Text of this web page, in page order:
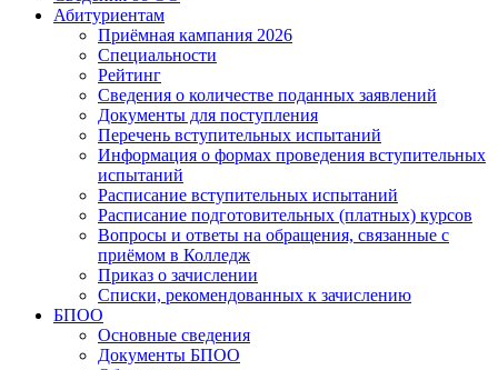
Абитуриентам
Приёмная кампания 2026
Специальности
Рейтинг
Сведения о количестве поданных заявлений
Документы для поступления
Перечень вступительных испытаний
Информация о формах проведения вступительных
испытаний
Расписание вступительных испытаний
Расписание подготовительных (платных) курсов
Вопросы и ответы на обращения, связанные с
приёмом в Колледж
Приказ о зачислении
Списки, рекомендованных к зачислению
БПОО
Основные сведения
Документы БПОО